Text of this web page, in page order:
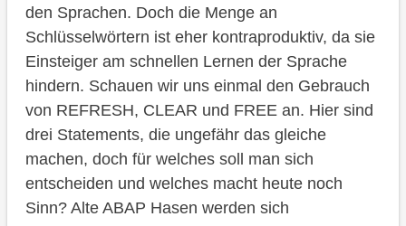
den Sprachen. Doch die Menge an
Schlüsselwörtern ist eher kontraproduktiv, da sie
Einsteiger am schnellen Lernen der Sprache
hindern. Schauen wir uns einmal den Gebrauch
von REFRESH, CLEAR und FREE an. Hier sind
drei Statements, die ungefähr das gleiche
machen, doch für welches soll man sich
entscheiden und welches macht heute noch
Sinn? Alte ABAP Hasen werden sich